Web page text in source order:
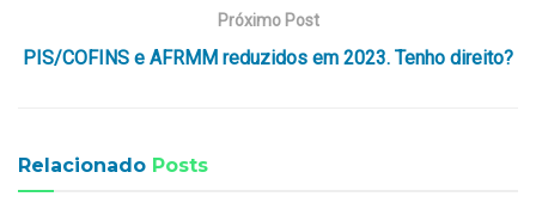
Próximo Post
PIS/COFINS e AFRMM reduzidos em 2023. Tenho direito?
Relacionado Posts